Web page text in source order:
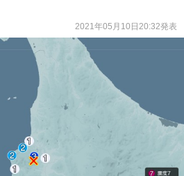
2021年05月10日20:32発表